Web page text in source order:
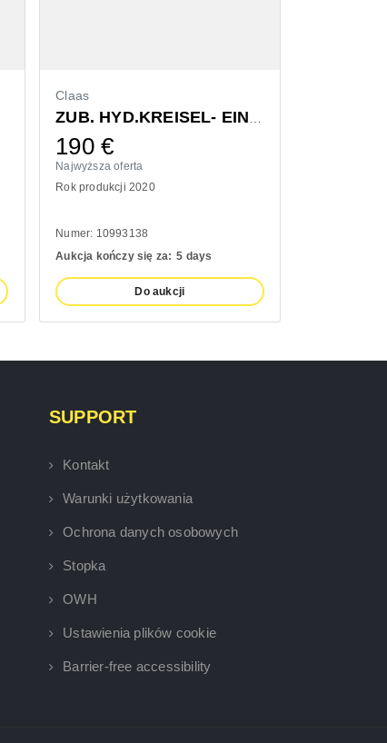
Claas
190€
Najwyższa oferta
Rok produkcji 2020
Numer: 10993138
Aukcja kończy się za: 5 days
Do aukcji
SUPPORT
Kontakt
Warunki użytkowania
Ochrona danych osobowych
Stopka
OWH
Ustawienia plików cookie
Barrier-free accessibility